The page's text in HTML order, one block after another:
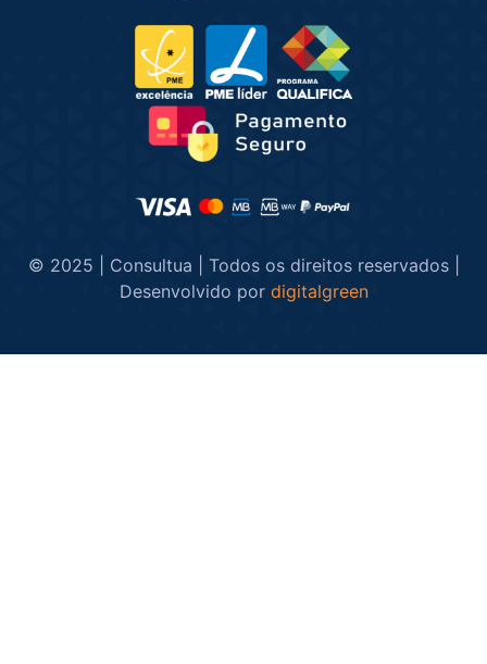
© 2025 | Consultua | Todos os direitos reservados |
Desenvolvido por digitalgreen